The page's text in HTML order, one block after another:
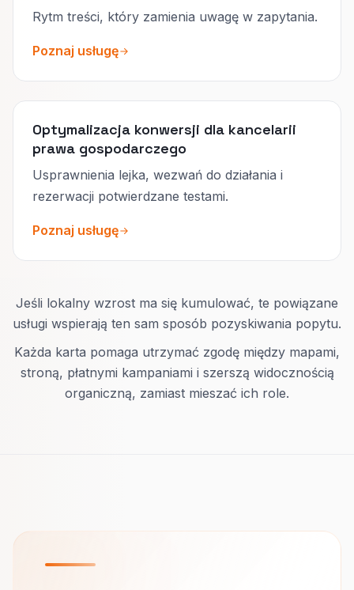
Rytm treści, który zamienia uwagę w zapytania.
Poznaj usługę
Optymalizacja konwersji dla kancelarii
prawa gospodarczego
Usprawnienia lejka, wezwań do działania i
rezerwacji potwierdzane testami.
Poznaj usługę
Jeśli lokalny wzrost ma się kumulować, te powiązane
usługi wspierają ten sam sposób pozyskiwania popytu.
Każda karta pomaga utrzymać zgodę między mapami,
stroną, płatnymi kampaniami i szerszą widocznością
organiczną, zamiast mieszać ich role.